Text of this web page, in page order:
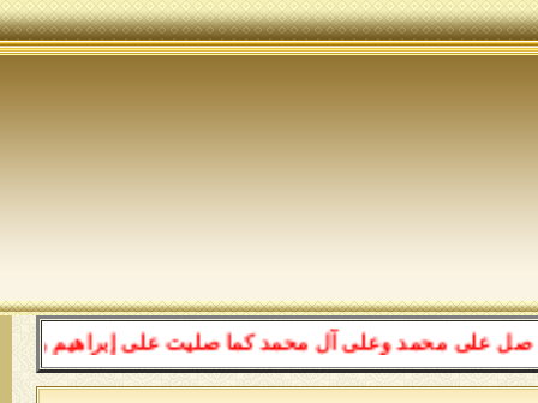
وعلى آل محمد كما صليت على إبراهيم وعلى آل